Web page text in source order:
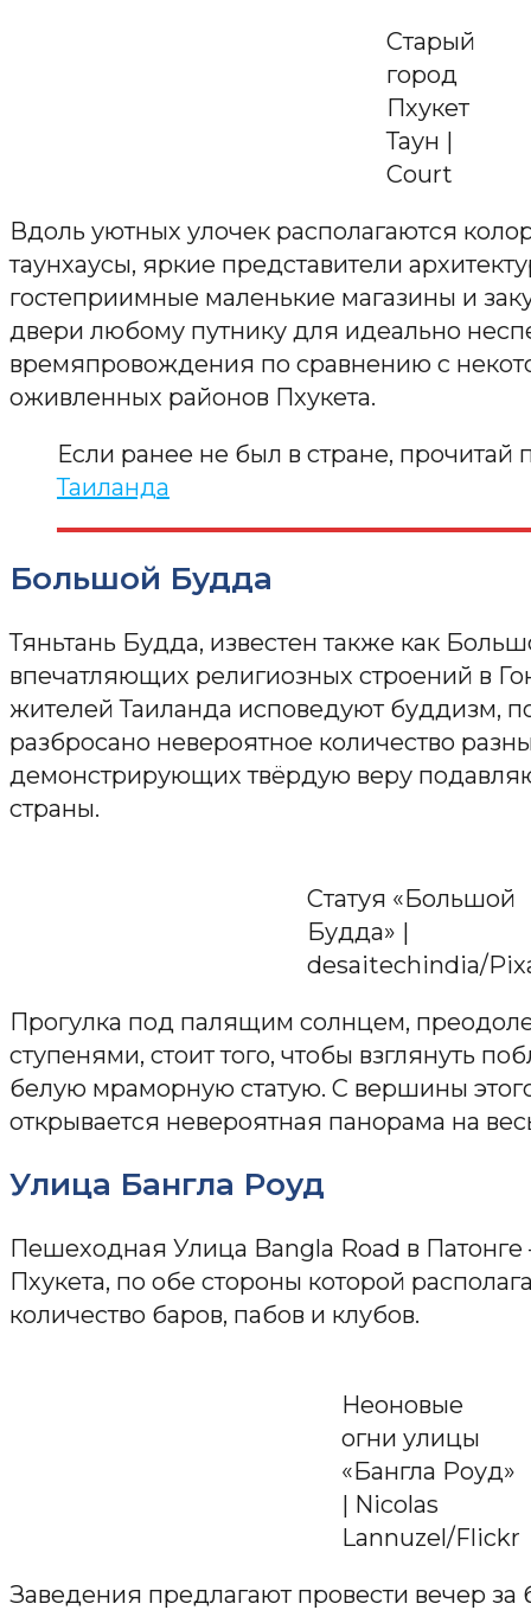
Старый
город
Пхукет
Таун |
Court
Вдоль уютных улочек располагаются
таунхаусы, яркие представители
гостеприимные маленькие магазины и
двери любому путнику для идеально
времяпровождения по сравнению с
оживленных районов Пхукета.
Если ранее не был в стране,
Таиланда
Большой Будда
Тяньтань Будда, известен также как
впечатляющих религиозных строений в
жителей Таиланда исповедуют буддизм,
разбросано невероятное количество
демонстрирующих твёрдую веру
страны.
Статуя «Большой
Будда» |
desaitechindia/
Прогулка под палящим солнцем,
ступенями, стоит того, чтобы взглянуть
белую мраморную статую. С вершины
открывается невероятная панорама на
Улица Бангла Роуд
Пешеходная Улица Bangla Road в
Пхукета, по обе стороны которой
количество баров, пабов и клубов.
Неоновые
огни улицы
«Бангла Роуд»
| Nicolas
Lannuzel/Flickr
Заведения предлагают провести вечер